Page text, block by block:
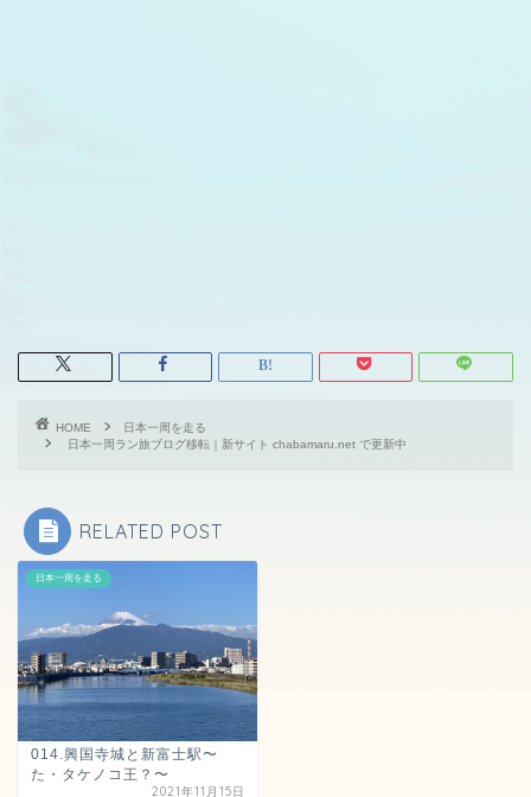
HOME
日本一周を走る
日本一周ラン旅ブログ移転｜新サイト chabamaru.net で更新中
RELATED POST
日本一周を走る
014.興国寺城と新富士駅〜
た・タケノコ王？〜
2021年11月15日